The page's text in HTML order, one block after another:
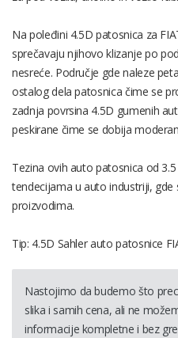
Na poleđini 4.5D patosnica za
sprečavaju njihovo klizanje po
nesreće. Područje gde naleze
ostalog dela patosnica čime se
zadnja povrsina 4.5D gumenih
peskirane čime se dobija
Tezina ovih auto patosnica od
tendecijama u auto industriji, gde
proizvodima.
Tip: 4.5D Sahler auto patosnice
Nastojimo da budemo što
slika i samih cena, ali ne
informacije kompletne i bez